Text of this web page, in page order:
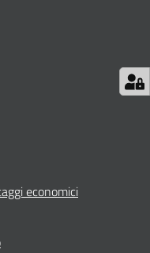
economici